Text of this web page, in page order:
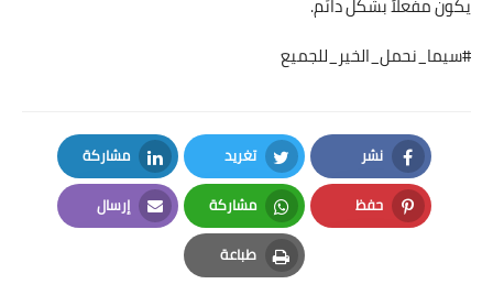
#سيما_نحمل_الخير_للجميع
نشر
Facebook
تغريد
Twitter
مشاركة
LinkedIn
حفظ
Pinterest
مشاركة
Whatsapp
إرسال
Email
طباعة
Print